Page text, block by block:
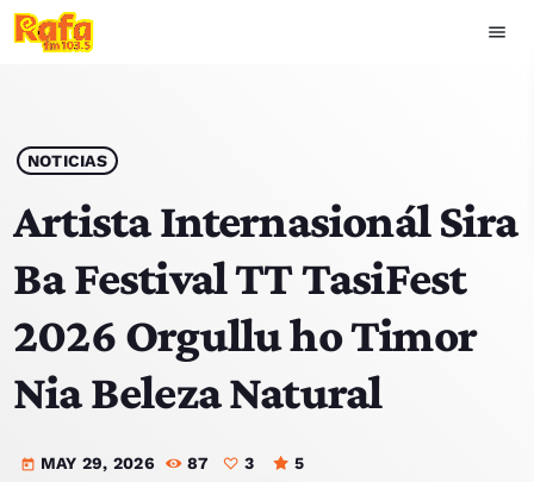
menu
play_arrow OUVIR RAFA
HOME
NOTISIA
EKIPA
TOP 15
NOTICIAS
Artista Internasionál Sira
Ba Festival TT TasiFest
2026 Orgullu ho Timor
Nia Beleza Natural
today MAY 29, 2026 87 3 5